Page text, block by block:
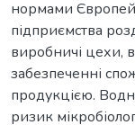
нормами
підприємства
виробничі цехи,
забезпеченні
продукцією.
ризик